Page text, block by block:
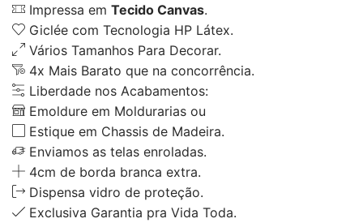
Impressa em Tecido Canvas.
Giclée com Tecnologia HP Látex.
Vários Tamanhos Para Decorar.
4x Mais Barato que na concorrência.
Liberdade nos Acabamentos:
Emoldure em Moldurarias ou
Estique em Chassis de Madeira.
Enviamos as telas enroladas.
4cm de borda branca extra.
Dispensa vidro de proteção.
Exclusiva Garantia pra Vida Toda.